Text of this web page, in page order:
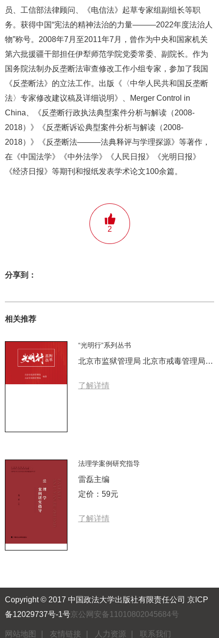
员、工信部法律顾问、《电信法》起草专家组副组长等职
务。获得中国“宪法的精神法治的力量———2022年度法治人
物”称号。2008年7月至2011年7月，曾作为中央和国家机关
第六批援疆干部担任伊犁师范学院党委常委、副院长。作为
国务院法制办反垄断法审查修改工作小组专家，参加了我国
《反垄断法》的立法工作。出版《〈中华人民共和国反垄断
法〉专家修改建议稿及详细说明》、Merger Control in
China、《反垄断行政执法典型案件分析与解读（2008-
2018）》《反垄断诉讼典型案件分析与解读（2008-
2018）》《反垄断法———法典释评与学理探源》等著作，
在《中国法学》《中外法学》《人民日报》《光明日报》
《经济日报》等期刊和报纸发表学术论文100余篇。
2
分享到：
相关推荐
“光明行”系列丛书
北京市监狱管理局 北京市戒毒管理局 编著
了解详情
法理学案例研究指导
雷磊主编
定价：59元
了解详情
Copyright © 2017 中国政法大学出版社有限责任公司 京ICP
备12029737号-1号京公网安备11010802045684号
网站地图 友情链接 人力资源 联系我们